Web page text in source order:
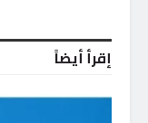
إقرأ أيضاً